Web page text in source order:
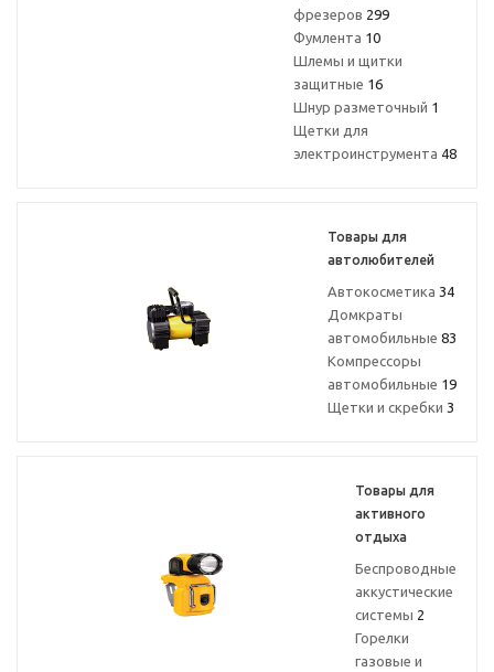
фрезеров 299
Фумлента 10
Шлемы и щитки
защитные 16
Шнур разметочный 1
Щетки для
электроинструмента 48
Товары для
автолюбителей
Автокосметика 34
Домкраты
автомобильные 83
Компрессоры
автомобильные 19
Щетки и скребки 3
Товары для
активного
отдыха
Беспроводные
аккустические
системы 2
Горелки
газовые и